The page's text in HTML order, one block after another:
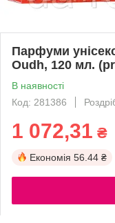
Парфуми
Oudh, 120 мл.
В наявності
Код: 281386
1 072,31 ₴
Економія 56.44 ₴